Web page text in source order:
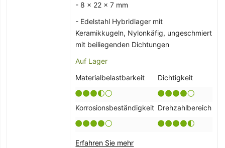
- 8 x 22 x 7 mm
- Edelstahl Hybridlager mit
Keramikkugeln, Nylonkäfig, ungeschmiert
mit beiliegenden Dichtungen
Auf Lager
Materialbelastbarkeit
Dichtigkeit
Korrosionsbeständigkeit Drehzahlbereich
Erfahren Sie mehr